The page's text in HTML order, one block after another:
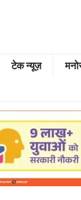
टेक न्यूज़